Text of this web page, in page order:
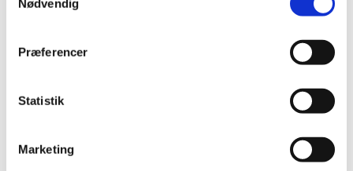
Nødvendig
Præferencer
Statistik
Marketing